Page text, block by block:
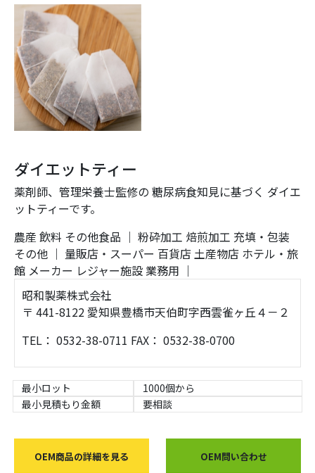
ダイエットティー
薬剤師、管理栄養士監修の 糖尿病食知見に基づく ダイエ
ットティーです。
農産 飲料 その他食品 ｜ 粉砕加工 焙煎加工 充填・包装
その他 ｜ 量販店・スーパー 百貨店土産物店 ホテル・旅
館 メーカー レジャー施設業務用 ｜
昭和製薬株式会社
〒 441-8122 愛知県豊橋市天伯町字西雲雀ヶ丘４－２
TEL： 0532-38-0711 FAX： 0532-38-0700
最小ロット
1000個から
最小見積もり金額
要相談
OEM商品の詳細を見る OEM問い合わせ